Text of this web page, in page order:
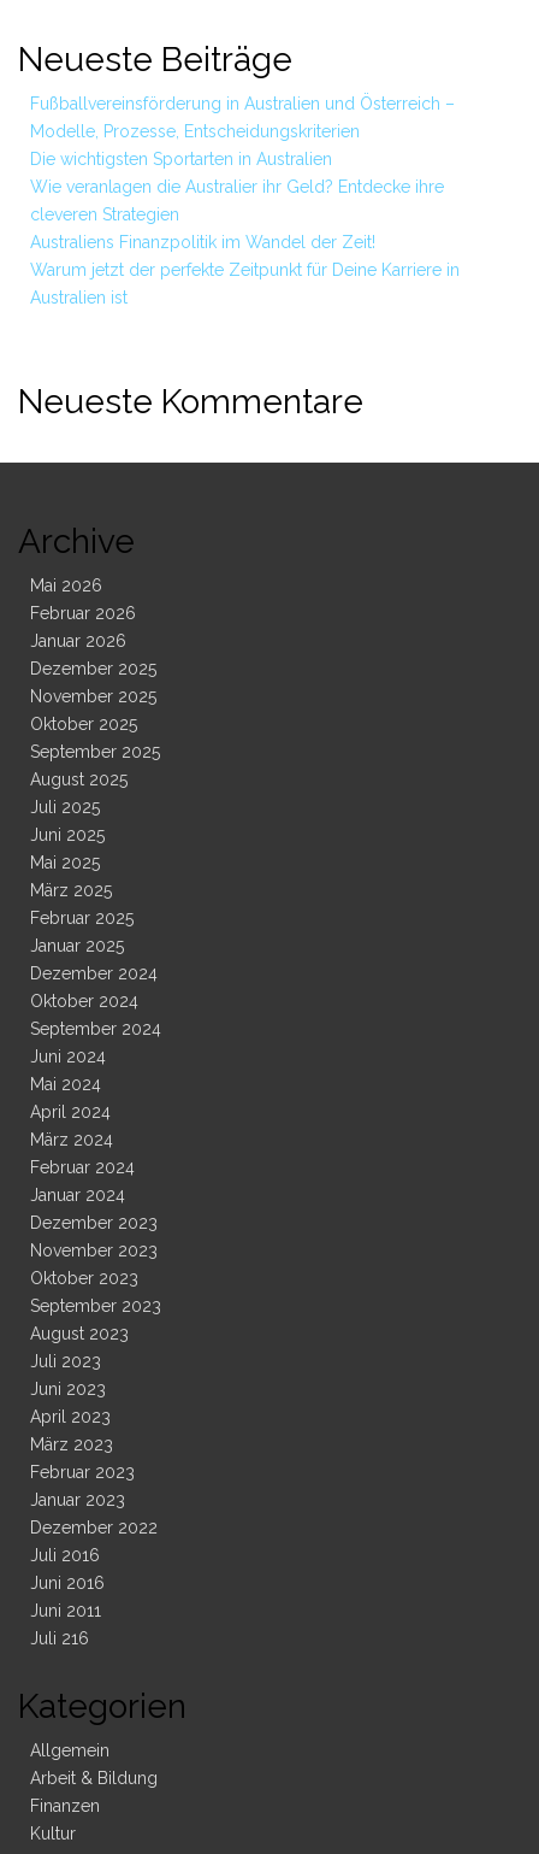
Neueste Beiträge
Fußballvereinsförderung in Australien und Österreich –
Modelle, Prozesse, Entscheidungskriterien
Die wichtigsten Sportarten in Australien
Wie veranlagen die Australier ihr Geld? Entdecke ihre
cleveren Strategien
Australiens Finanzpolitik im Wandel der Zeit!
Warum jetzt der perfekte Zeitpunkt für Deine Karriere in
Australien ist
Neueste Kommentare
Archive
Mai 2026
Februar 2026
Januar 2026
Dezember 2025
November 2025
Oktober 2025
September 2025
August 2025
Juli 2025
Juni 2025
Mai 2025
März 2025
Februar 2025
Januar 2025
Dezember 2024
Oktober 2024
September 2024
Juni 2024
Mai 2024
April 2024
März 2024
Februar 2024
Januar 2024
Dezember 2023
November 2023
Oktober 2023
September 2023
August 2023
Juli 2023
Juni 2023
April 2023
März 2023
Februar 2023
Januar 2023
Dezember 2022
Juli 2016
Juni 2016
Juni 2011
Juli 216
Kategorien
Allgemein
Arbeit & Bildung
Finanzen
Kultur